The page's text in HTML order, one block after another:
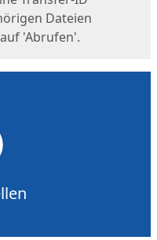
Dateien
'Abrufen'.